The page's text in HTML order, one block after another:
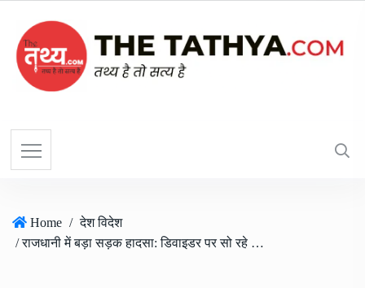
Home / देश विदेश
/ राजधानी में बड़ा सड़क हादसा: डिवाइडर पर सो रहे लोगों को ट्रक ने कुचला, 4 की दर्दनाक मौत